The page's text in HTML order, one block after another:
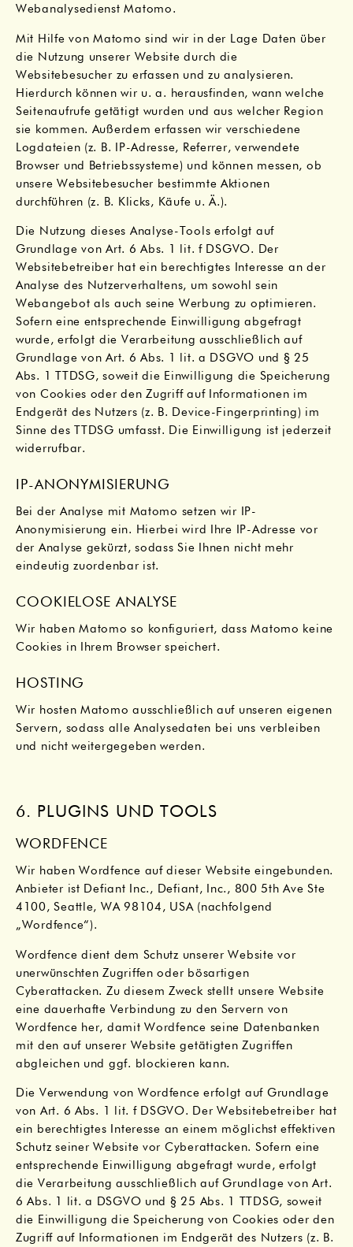
Webanalysedienst Matomo.
Mit Hilfe von Matomo sind wir in der Lage Daten über
die Nutzung unserer Website durch die
Websitebesucher zu erfassen und zu analysieren.
Hierdurch können wir u. a. herausfinden, wann welche
Seitenaufrufe getätigt wurden und aus welcher Region
sie kommen. Außerdem erfassen wir verschiedene
Logdateien (z. B. IP-Adresse, Referrer, verwendete
Browser und Betriebssysteme) und können messen, ob
unsere Websitebesucher bestimmte Aktionen
durchführen (z. B. Klicks, Käufe u. Ä.).
Die Nutzung dieses Analyse-Tools erfolgt auf
Grundlage von Art. 6 Abs. 1 lit. f DSGVO. Der
Websitebetreiber hat ein berechtigtes Interesse an der
Analyse des Nutzerverhaltens, um sowohl sein
Webangebot als auch seine Werbung zu optimieren.
Sofern eine entsprechende Einwilligung abgefragt
wurde, erfolgt die Verarbeitung ausschließlich auf
Grundlage von Art. 6 Abs. 1 lit. a DSGVO und § 25
Abs. 1 TTDSG, soweit die Einwilligung die Speicherung
von Cookies oder den Zugriff auf Informationen im
Endgerät des Nutzers (z. B. Device-Fingerprinting) im
Sinne des TTDSG umfasst. Die Einwilligung ist jederzeit
widerrufbar.
IP-ANONYMISIERUNG
Bei der Analyse mit Matomo setzen wir IP-
Anonymisierung ein. Hierbei wird Ihre IP-Adresse vor
der Analyse gekürzt, sodass Sie Ihnen nicht mehr
eindeutig zuordenbar ist.
COOKIELOSE ANALYSE
Wir haben Matomo so konfiguriert, dass Matomo keine
Cookies in Ihrem Browser speichert.
HOSTING
Wir hosten Matomo ausschließlich auf unseren eigenen
Servern, sodass alle Analysedaten bei uns verbleiben
und nicht weitergegeben werden.
6. PLUGINS UND TOOLS
WORDFENCE
Wir haben Wordfence auf dieser Website eingebunden.
Anbieter ist Defiant Inc., Defiant, Inc., 800 5th Ave Ste
4100, Seattle, WA 98104, USA (nachfolgend
„Wordfence“).
Wordfence dient dem Schutz unserer Website vor
unerwünschten Zugriffen oder bösartigen
Cyberattacken. Zu diesem Zweck stellt unsere Website
eine dauerhafte Verbindung zu den Servern von
Wordfence her, damit Wordfence seine Datenbanken
mit den auf unserer Website getätigten Zugriffen
abgleichen und ggf. blockieren kann.
Die Verwendung von Wordfence erfolgt auf Grundlage
von Art. 6 Abs. 1 lit. f DSGVO. Der Websitebetreiber hat
ein berechtigtes Interesse an einem möglichst effektiven
Schutz seiner Website vor Cyberattacken. Sofern eine
entsprechende Einwilligung abgefragt wurde, erfolgt
die Verarbeitung ausschließlich auf Grundlage von Art.
6 Abs. 1 lit. a DSGVO und § 25 Abs. 1 TTDSG, soweit
die Einwilligung die Speicherung von Cookies oder den
Zugriff auf Informationen im Endgerät des Nutzers (z. B.